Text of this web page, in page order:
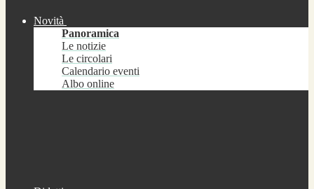
Novità
Panoramica
Le notizie
Le circolari
Calendario eventi
Albo online